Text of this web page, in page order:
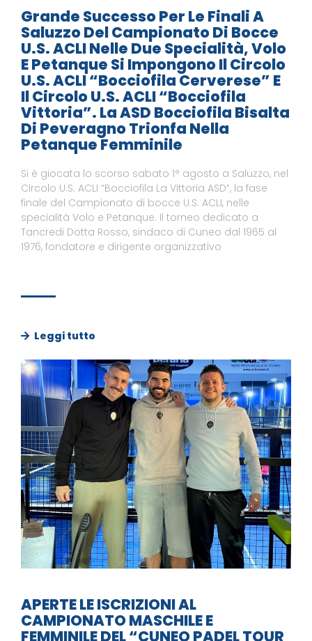
Grande Successo Per Le Finali A
Saluzzo Del Campionato Di Bocce
U.S. ACLI Nelle Due Specialità, Volo
E Petanque Si Impongono Il Circolo
U.S. ACLI “Bocciofila Cerverese” E
Il Circolo U.S. ACLI “Bocciofila
Vittoria”. La ASD Bocciofila Bisalta
Di Peveragno Trionfa Nella
Petanque Femminile
Si è giocata lo scorso sabato 1° agosto a Saluzzo, nel
Circolo U.S. ACLI “Bocciofila La Vittoria ASD”, la fase
finale del Campionato di bocce U.S. ACLI, nelle
specialità Volo e Petanque. Il torneo dedicato a
Tancredi Dotta Rosso, sindaco di Cuneo dal 1965 al
1976, fondatore e dirigente organizzativo
Leggi tutto
APERTE LE ISCRIZIONI AL
CAMPIONATO MASCHILE E
FEMMINILE DEL “CUNEO PADEL TOUR